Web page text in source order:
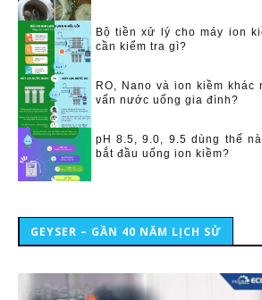
Bộ tiền xử lý cho máy ion
cần kiểm tra gì?
RO, Nano và ion kiềm khác
vấn nước uống gia đình?
pH 8.5, 9.0, 9.5 dùng thế
bắt đầu uống ion kiềm?
GEYSER – GẦN 40 NĂM LỊCH SỬ